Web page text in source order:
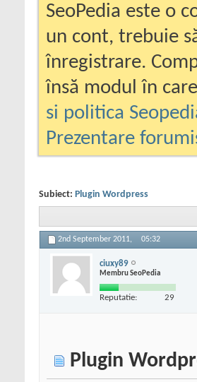
SeoPedia este o
un cont, trebuie
înregistrare.
însă modul în
si politica
Prezentare
Subiect: Plugin Wordpress
2nd September 2011, 05:32
ciuxy89
Membru SeoPedia
Reputatie: 29
Plugin